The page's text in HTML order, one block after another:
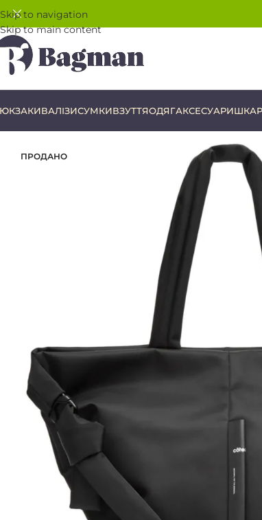
Skip to navigation
Skip to main content
ВАЛІЗИСУМКИВЗУТТЯОДЯГАКСЕСУАРИ
ПРОДАНО